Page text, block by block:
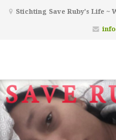
Stichting Save Ruby's Life ~